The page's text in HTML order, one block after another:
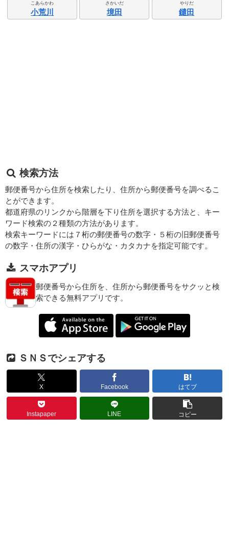
こあらかわ
小荒川
さかいだ
境田
やりだ
鑓田
検索方法
郵便番号から住所を検索したり、住所から郵便番号を調べるこ
とができます。
都道府県のリンクから階層を下り住所を選択する方法と、キー
ワード検索の２種類の方法があります。
検索キーワードには７桁の郵便番号の数字・５桁の旧郵便番号
の数字・住所の漢字・ひらがな・カタカナを指定可能です。
スマホアプリ
郵便番号から住所を、住所から郵便番号をサクッと検
索できる無料アプリです。
ＳＮＳでシェアする
X Facebook はてブ
Instapaper LINE コピー